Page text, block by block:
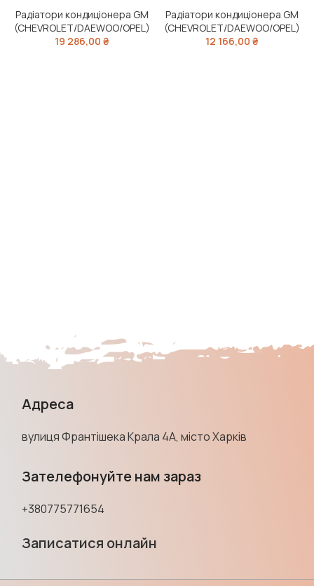
Радіатори кондиціонера GM
(CHEVROLET/DAEWOO/OPEL)
19 286,00 ₴
Радіатори кондиціонера GM
(CHEVROLET/DAEWOO/OPEL)
12 166,00 ₴
Адреса
вулиця Франтішека Крала 4А, місто Харків
Зателефонуйте нам зараз
+380775771654
Записатися онлайн